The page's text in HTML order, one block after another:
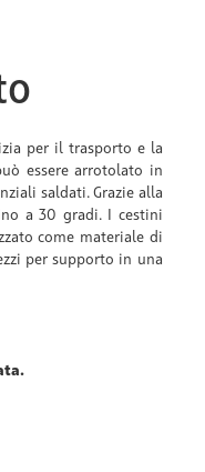
per il trasporto e la
essere arrotolato in
saldati. Grazie alla
a 30 gradi. I cestini
come materiale di
per supporto in una